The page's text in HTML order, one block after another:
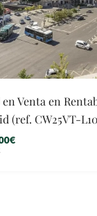
Venta en
(ref. CW25VT-